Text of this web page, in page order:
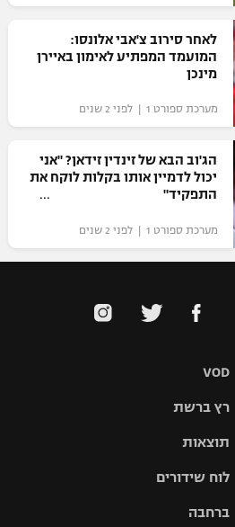
לאחר סירוב צ'אבי אלונסו:
המועמד המפתיע לאימון באיירן
מינכן
מערכת ספורט 1 | לפני 2 שנים
הג'וב הבא של זינדין זידאן? "אני
יכול לדמיין אותו בקלות לוקח את
התפקיד"
מערכת ספורט 1 | לפני 2 שנים
VOD
רץ ברשת
תוצאות
לוח שידורים
ברחבה